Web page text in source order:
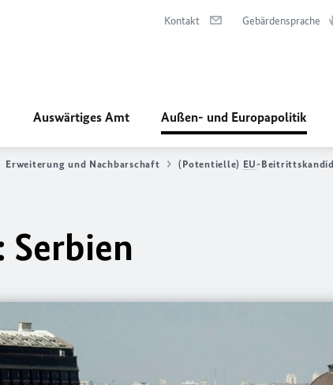
Kontakt Gebärdensprache
Auswärtiges Amt Außen- und Europapolitik
Erweiterung und Nachbarschaft (Potentielle) EU-